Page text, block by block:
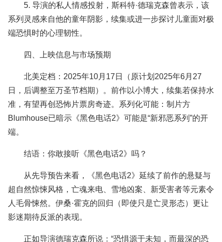
5. 导演的私人情感投射，斯科特·德瑞克森曾表示，该
系列灵感来自他的童年阴影，续集或进一步探讨儿童面对极
端恐惧时的心理韧性。
四、上映信息与市场预期
北美定档：2025年10月17日（原计划2025年6月27
日，后调整至万圣节档期）。前作以小博大，续集若保持水
准，有望再创恐怖片票房奇迹。系列化可能：制片方
Blumhouse已暗示《黑色电话2》可能是“新邪恶系列”的开
端。
结语：你敢接听《黑色电话2》吗？
从先导预告来看，《黑色电话2》延续了前作的悬疑与
超自然惊悚风格，亡魂来电、雪地凶案、新受害者等元素令
人毛骨悚然。伊桑·霍克的回归（即使只是亡灵形态）更让
影迷期待反派的表现。
正如导演德瑞克森所说：“恐惧源于未知，而最深的恐